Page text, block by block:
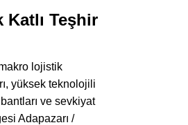
Teşhir
lojistik
yüksek teknolojili
ve sevkiyat
Adapazarı /